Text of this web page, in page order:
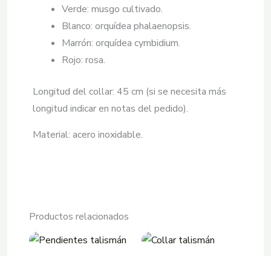
Verde: musgo cultivado.
Blanco: orquídea phalaenopsis.
Marrón: orquídea cymbidium.
Rojo: rosa.
Longitud del collar: 45 cm (si se necesita más
longitud indicar en notas del pedido).
Material: acero inoxidable.
Productos relacionados